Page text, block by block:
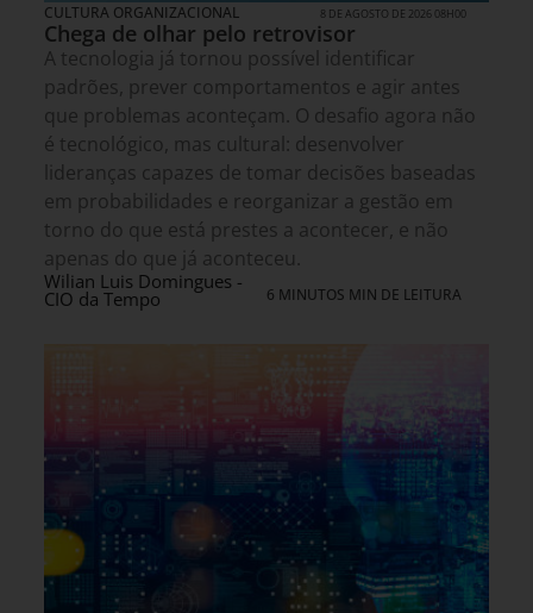
CULTURA ORGANIZACIONAL 8 DE AGOSTO DE 2026 08H00
Chega de olhar pelo retrovisor
A tecnologia já tornou possível identificar
padrões, prever comportamentos e agir antes
que problemas aconteçam. O desafio agora não
é tecnológico, mas cultural: desenvolver
lideranças capazes de tomar decisões baseadas
em probabilidades e reorganizar a gestão em
torno do que está prestes a acontecer, e não
apenas do que já aconteceu.
Wilian Luis Domingues -
CIO da Tempo 6 MINUTOS MIN DE LEITURA